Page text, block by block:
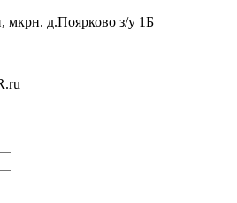
мкрн. д.Поярково з/у 1Б